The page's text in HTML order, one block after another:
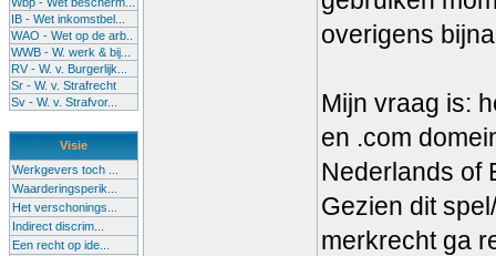
IB - Wet inkomstbel...
WAO - Wet op de arb..
WWB - W. werk & bij...
RV - W. v. Burgerlijk...
Sr - W. v. Strafrecht
Sv - W. v. Strafvor...
Visie
Werkgevers toch ...
Waarderingsperik...
Het verschonings...
Indirect discrim...
Een recht op ide...
overigens
Mijn vraag is:
en .com
Nederlands of
Gezien dit
merkrecht ga